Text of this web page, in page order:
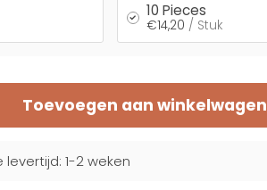
10 Pieces
€14,20 / Stuk
Toevoegen aan winkelwagen
1-2 weken